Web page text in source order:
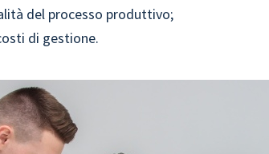
del processo produttivo;
di gestione.